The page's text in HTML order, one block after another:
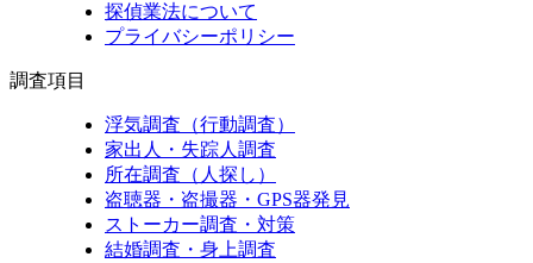
探偵業法について
プライバシーポリシー
調査項目
浮気調査（行動調査）
家出人・失踪人調査
所在調査（人探し）
盗聴器・盗撮器・GPS器発見
ストーカー調査・対策
結婚調査・身上調査